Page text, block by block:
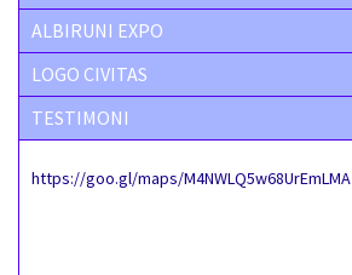
ALBIRUNI EXPO
LOGO CIVITAS
TESTIMONI
https://goo.gl/maps/M4NWLQ5w68UrEmLMA